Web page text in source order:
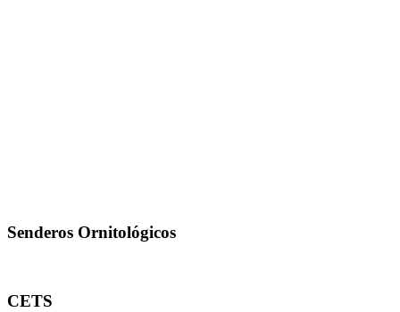
Senderos Ornitológicos
CETS